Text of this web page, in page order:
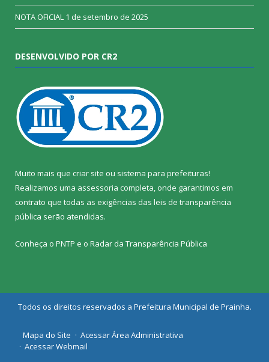
NOTA OFICIAL 1 de setembro de 2025
DESENVOLVIDO POR CR2
Muito mais que criar site ou sistema para prefeituras!
Realizamos uma assessoria completa, onde garantimos em
contrato que todas as exigências das leis de transparência
pública serão atendidas.
Conheça o PNTP e o Radar da Transparência Pública
Todos os direitos reservados a Prefeitura Municipal de Prainha.
Mapa do Site
Acessar Área Administrativa
Acessar Webmail